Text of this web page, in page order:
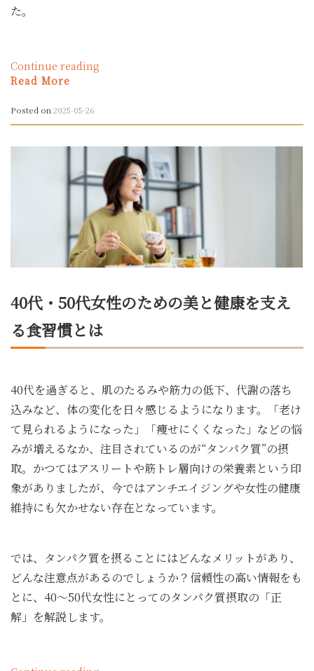
湿
策”
た。
Continue reading
女
見！
プ
ロ
が
選
ぶ
ア
ン
エ
ジ
ン
材
ラ
ン
キ
ン
グ
TOP5”
Read More
Posted on2025-05-26
40代・50代女性のための美と健康を支え
る食習慣とは
40代を過ぎると、肌のたるみや筋力の低下、代謝の落ち
込みなど、体の変化を日々感じるようになります。「老け
て見られるようになった」「痩せにくくなった」などの悩
みが増えるなか、注目されているのが“タンパク質”の摂
取。かつてはアスリートや筋トレ層向けの栄養素という印
象がありましたが、今ではアンチエイジングや女性の健康
維持にも欠かせない存在となっています。
では、タンパク質を摂ることにはどんなメリットがあり、
どんな注意点があるのでしょうか？信頼性の高い情報をも
とに、40〜50代女性にとってのタンパク質摂取の「正
解」を解説します。